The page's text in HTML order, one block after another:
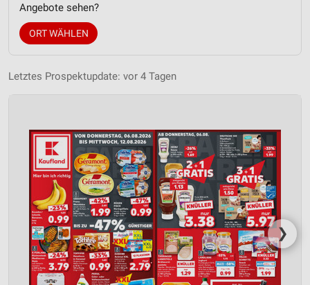
Angebote sehen?
ORT WÄHLEN
Letztes Prospektupdate: vor 4 Tagen
❯